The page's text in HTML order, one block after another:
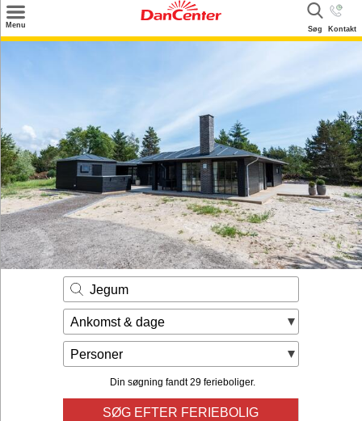
Menu Søg Kontakt
Inspiration
Info
Kontakt
Udlejning af sommerhus
Ejer
Jegum
Ankomst & dage
Personer
Din søgning fandt 29 ferieboliger.
SØG EFTER FERIEBOLIG